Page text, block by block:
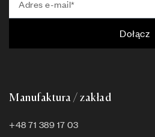
Dołącz
Manufaktura / zakład
+48 71 389 17 03